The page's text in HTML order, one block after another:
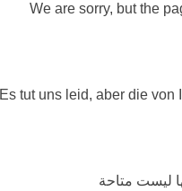
We are sorry, but the
Es tut uns leid, aber die von